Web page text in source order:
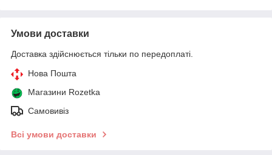
Умови доставки
Доставка здійснюється тільки по передоплаті.
Нова Пошта
Магазини Rozetka
Самовивіз
Всі умови доставки